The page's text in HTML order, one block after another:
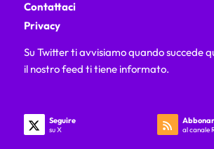
Contattaci
Privacy
Su Twitter ti avvisiamo quando succede
il nostro feed ti tiene informato.
Seguire
su X al canale